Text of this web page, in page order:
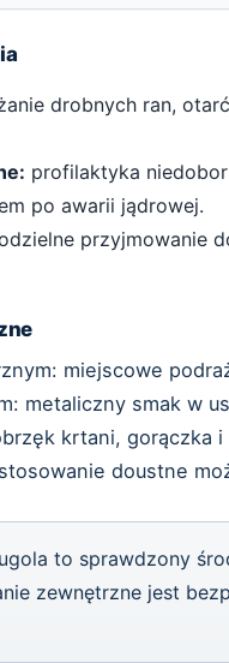
drobnych ran,
profilaktyka
po awarii jądrowej.
przyjmowanie
miejscowe
metaliczny smak w
krtani, gorączka
doustne
to sprawdzony
zewnętrzne jest